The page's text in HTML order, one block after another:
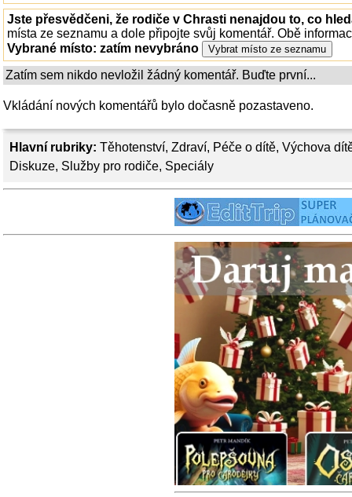
Hlavní rubriky: Těhotenství, Zdraví, Péče o dítě, Výchova
Diskuze, Služby pro rodiče, Speciály
Jste přesvědčeni, že rodiče v Chrasti nenajdou to, co
místa ze seznamu a dole připojte svůj komentář. Obě
Vybrané místo: zatím nevybráno
Zatím sem nikdo nevložil žádný komentář. Buďte první...
Vkládání nových komentářů bylo dočasně pozastaveno.